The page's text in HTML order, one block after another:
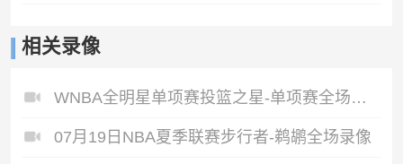
相关录像
WNBA全明星单项赛投篮之星-单项赛全场录像
07月19日NBA夏季联赛步行者-鹈鹕全场录像